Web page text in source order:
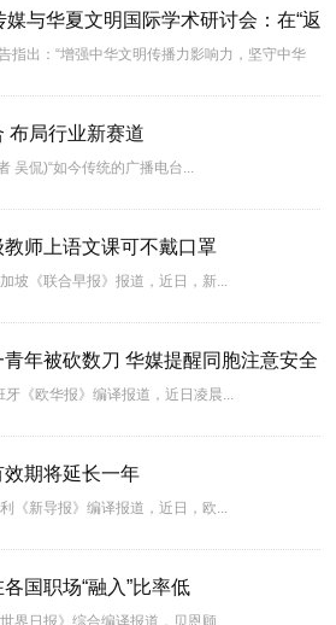
媒与华夏文明国际学术研讨会：在“返
指出：“增强中华文明传播力影响力，坚守中华
布局行业新赛道
侃)“如今传统的广播电台...
师上语文课可不戴口罩
《联合早报》报道，近日，新...
年被砍数刀 华媒提醒同胞注意安全
《欧华报》编译报道，近日凌晨...
期将延长一年
《新导报》编译报道，近日，欧...
国职场“融入”比率低
界日报》综合编译报道，贝恩顾...